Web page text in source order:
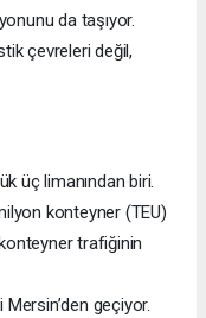
da taşıyor.
çevreleri değil,
üç limanından biri.
konteyner (TEU)
trafiğinin
geçiyor.